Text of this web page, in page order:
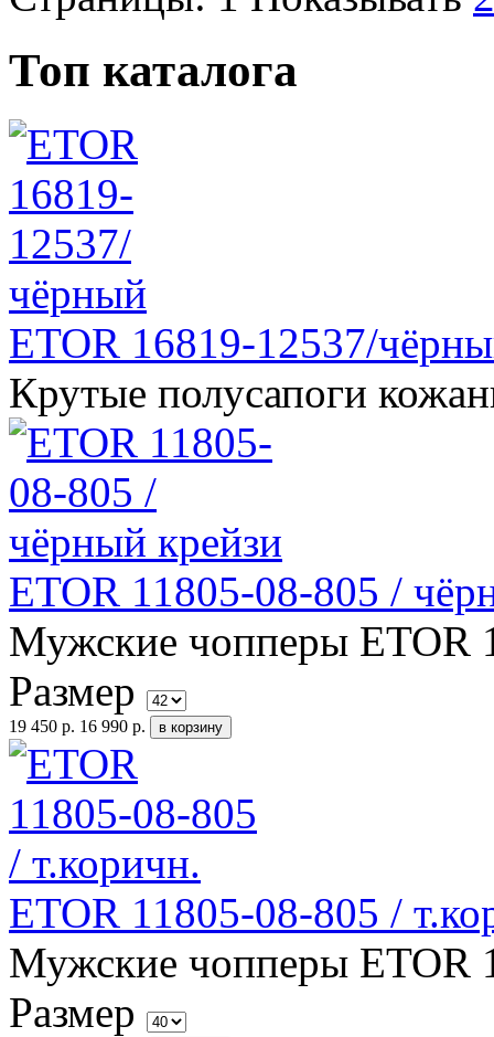
Топ каталога
ETOR 16819-12537/
Крутые полусапоги
ETOR 11805-08-805 /
Мужские чопперы ETOR
Размер
19 450 р. 16 990 р.
ETOR 11805-08-805 /
Мужские чопперы ETOR
Размер